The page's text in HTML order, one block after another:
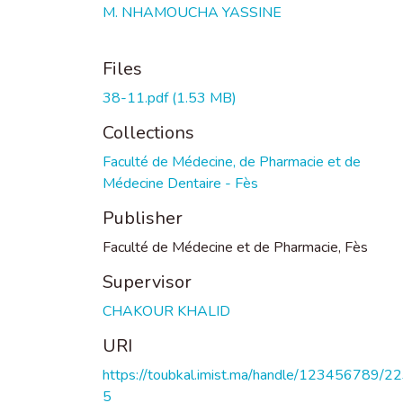
M. NHAMOUCHA YASSINE
Files
38-11.pdf(1.53 MB)
Collections
Faculté de Médecine, de Pharmacie et de
Médecine Dentaire - Fès
Publisher
Faculté de Médecine et de Pharmacie, Fès
Supervisor
CHAKOUR KHALID
URI
https://toubkal.imist.ma/handle/123456789/
5